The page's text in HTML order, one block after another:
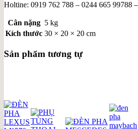
Holtine: 0919 762 788 – 0244 665 99788
Cân nặng 5 kg
Kích thước 30 × 20 × 20 cm
Sản phẩm tương tự